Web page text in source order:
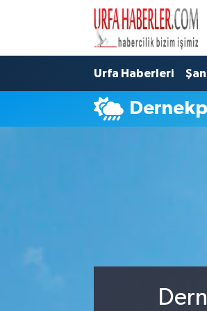
Urfa Haberleri
Şanlıurfa Nöbetçi Eczaneler
Şanlıurfa Namaz Vakitleri
Son Dakika Haberleri